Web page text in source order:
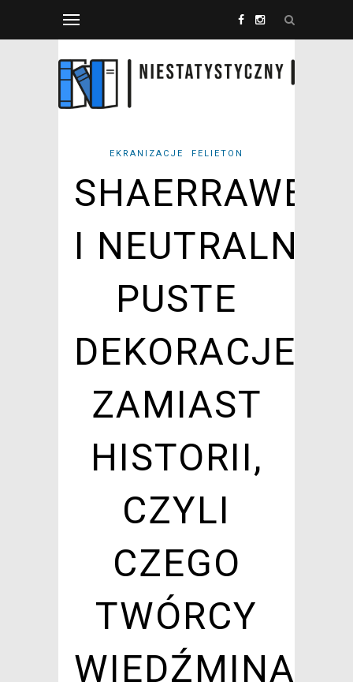
EKRANIZACJE FELIETON
I
PUSTE
DEKORACJE
ZAMIAST
HISTORII,
CZYLI
CZEGO
TWÓRCY
WIEDŹMINA